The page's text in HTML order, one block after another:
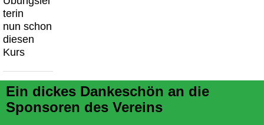
terin
nun schon
diesen
Kurs
Ein dickes Dankeschön an die
Sponsoren des Vereins